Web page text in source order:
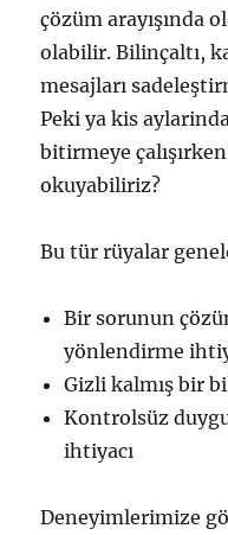
çözüm arayışında
olabilir. Bilinçaltı,
mesajları
Peki ya kis
bitirmeye
okuyabiliriz?
Bu tür rüyalar
Bir sorunun
yönlendirme
Gizli kalmış bir
Kontrolsüz
ihtiyacı
Deneyimlerimize